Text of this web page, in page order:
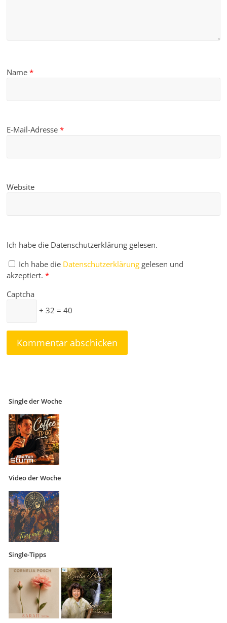
Name*
E-Mail-Adresse*
Website
Ich habe die Datenschutzerklärung gelesen.
Ich habe die Datenschutzerklärung gelesen und
akzeptiert. *
Captcha
+ 32 = 40
Single der Woche
Video der Woche
Single-Tipps